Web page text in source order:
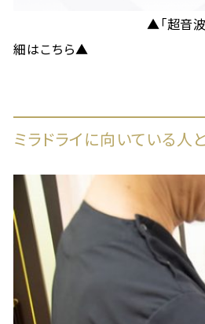
▲「超音波+ミラド
細はこちら▲
ミラドライに向いている人